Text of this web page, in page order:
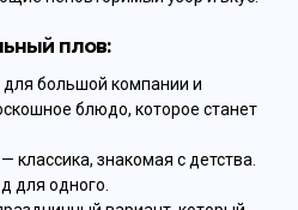
плов:
большой компании и
блюдо, которое станет
— классика, знакомая с детства.
для одного.